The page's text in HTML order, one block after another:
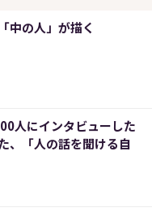
中の人」が描く
人にインタビューした
、「人の話を聞ける自